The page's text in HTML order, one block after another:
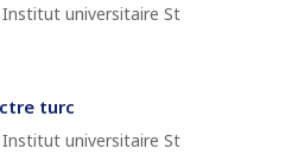
Institut universitaire St
turc
Institut universitaire St